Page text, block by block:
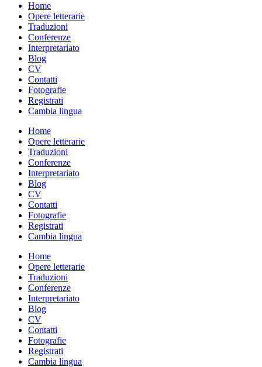
Home
Opere letterarie
Traduzioni
Conferenze
Interpretariato
Blog
CV
Contatti
Fotografie
Registrati
Cambia lingua
Home
Opere letterarie
Traduzioni
Conferenze
Interpretariato
Blog
CV
Contatti
Fotografie
Registrati
Cambia lingua
Home
Opere letterarie
Traduzioni
Conferenze
Interpretariato
Blog
CV
Contatti
Fotografie
Registrati
Cambia lingua